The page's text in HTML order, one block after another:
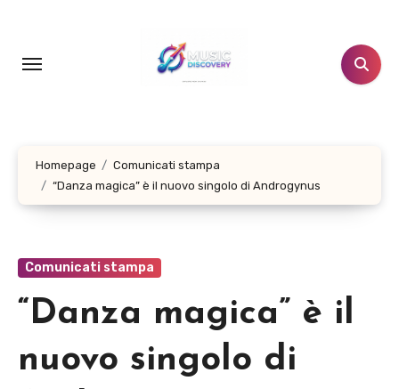
contenuto
Homepage
Comunicati stampa
“Danza magica” è il nuovo singolo di Androgynus
Comunicati stampa
“Danza magica” è il
nuovo singolo di